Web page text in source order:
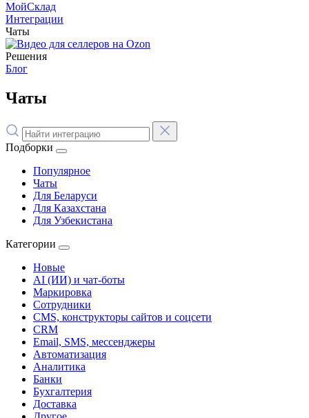
МойСклад
Интеграции
Чаты
Решения
Блог
Чаты
Подборки
Популярное
Чаты
Для Беларуси
Для Казахстана
Для Узбекистана
Категории
Новые
AI (ИИ) и чат-боты
Маркировка
Сотрудники
CMS, конструкторы сайтов и соцсети
CRM
Email, SMS, мессенджеры
Автоматизация
Аналитика
Банки
Бухгалтерия
Доставка